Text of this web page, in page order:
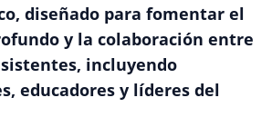
diseñado para fomentar el
y la colaboración entre
incluyendo
educadores y líderes del